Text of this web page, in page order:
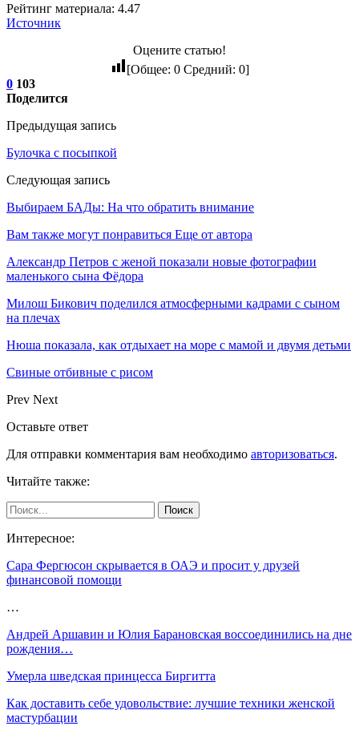
Рейтинг материала: 4.47
Источник
Оцените статью!
[Общее: 0Средний: 0]
0 103
Поделится
Предыдущая запись
Булочка с посыпкой
Следующая запись
Выбираем БАДы: На что обратить внимание
Вам также могут понравиться Еще от автора
Александр Петров с женой показали новые фотографии
маленького сына Фёдора
Милош Бикович поделился атмосферными кадрами с сыном
на плечах
Нюша показала, как отдыхает на море с мамой и двумя детьми
Свиные отбивные с рисом
Prev Next
Оставьте ответ
Для отправки комментария вам необходимо авторизоваться.
Читайте также:
Интересное:
Сара Фергюсон скрывается в ОАЭ и просит у друзей
финансовой помощи
…
Андрей Аршавин и Юлия Барановская воссоединились на дне
рождения…
Умерла шведская принцесса Биргитта
Как доставить себе удовольствие: лучшие техники женской
мастурбации